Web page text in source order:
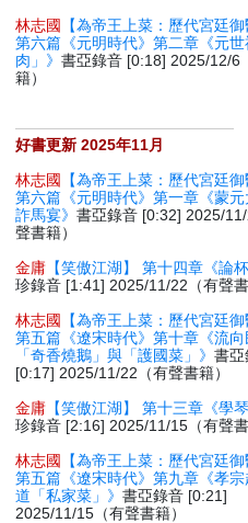
林志國
【為帝王上菜：歷代宮廷御
第六篇《元明時代》第二章《元
肉」》書亞錄音 [0:18] 2025/12/6
籍）
好書更新 2025年11月
林志國
【為帝王上菜：歷代宮廷御
第六篇《元明時代》第一章《蒙元
詐馬宴》書亞錄音 [0:32] 2025/
聲書籍）
金庸 【笑傲江湖】 第十四章《論
珍錄音 [1:41] 2025/11/22（有聲書
林志國
【為帝王上菜：歷代宮廷御
第五篇《遼宋時代》第十章《流向
「奇香燒鵝」與「護國菜」》書
[0:17] 2025/11/22（有聲書籍）
金庸 【笑傲江湖】 第十三章《學
珍錄音 [2:16] 2025/11/15（有聲書
林志國
【為帝王上菜：歷代宮廷御
第五篇《遼宋時代》第九章《孝
道「私家菜」》書亞錄音 [0:21]
2025/11/15（有聲書籍）